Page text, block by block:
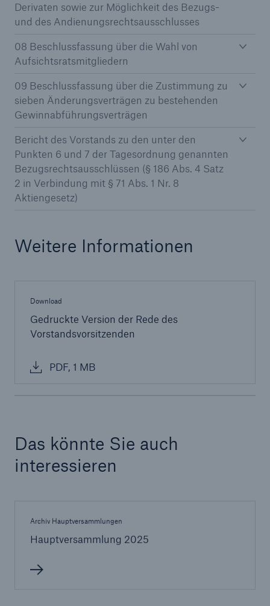
Derivaten sowie zur Möglichkeit des Bezugs-
und des Andienungsrechtsausschlusses
08 Beschlussfassung über die Wahl von
Aufsichtsratsmitgliedern
09 Beschlussfassung über die Zustimmung zu
sieben Änderungsverträgen zu bestehenden
Gewinnabführungsverträgen
Bericht des Vorstands zu den unter den
Punkten 6 und 7 der Tagesordnung genannten
Bezugsrechtsausschlüssen (§ 186 Abs. 4 Satz
2 in Verbindung mit § 71 Abs. 1 Nr. 8
Aktiengesetz)
Weitere Informationen
Download
Gedruckte Version der Rede des
Vorstandsvorsitzenden
PDF, 1 MB
Das könnte Sie auch
interessieren
Archiv Hauptversammlungen
Hauptversammlung 2025
71.8%
Lösungen
Versicherung bis zu